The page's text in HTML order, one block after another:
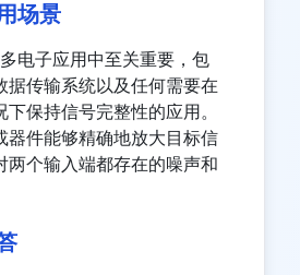
场景
电子应用中至关重要，包
据传输系统以及任何需要在
保持信号完整性的应用。
器件能够精确地放大目标信
两个输入端都存在的噪声和